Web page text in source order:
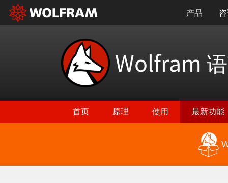
产品
Wolfram
首页 原理 使用 最新功能